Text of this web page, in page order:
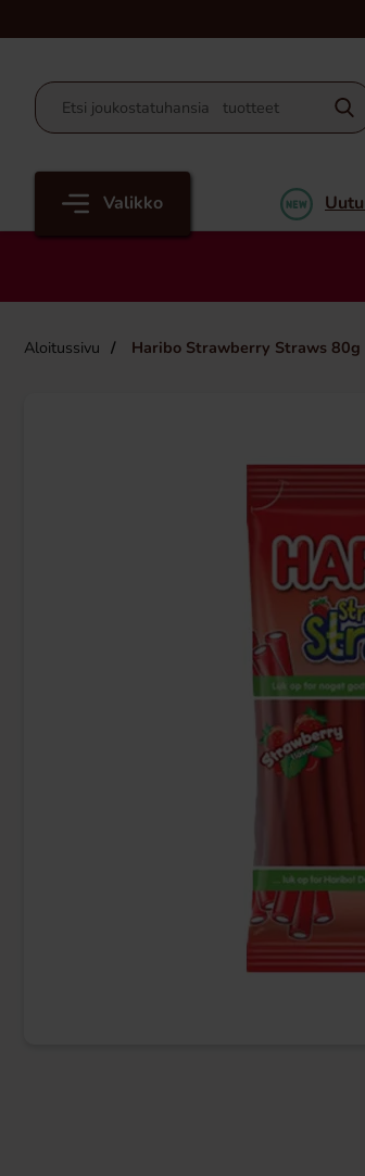
Valikko
Aloitussivu Haribo Strawberry Straws 80g
Fazer Viol Tablettipussi 38g